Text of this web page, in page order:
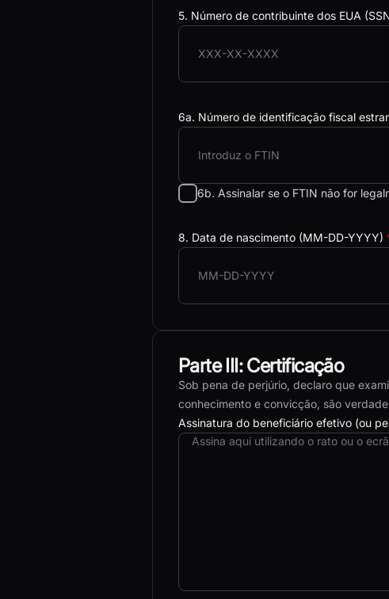
5. Número de contribuinte dos EUA
6a. Número de identificação fiscal
6b. Assinalar se o FTIN não for
8. Data de nascimento (MM-DD-YYYY)
Parte III: Certificação
Sob pena de perjúrio, declaro que
conhecimento e convicção, são
Assinatura do beneficiário efetivo (ou
Assina aqui utilizando o rato ou o